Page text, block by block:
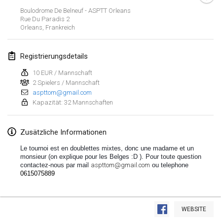
Liste anzeigen
Boulodrome De Belneuf - ASPTT Orleans
Rue Du Paradis 2
Orleans Frankreich
Registrierungsdetails
10 EUR / Mannschaft
2 Spielers / Mannschaft
aspttom@gmail.com
Kapazität: 32 Mannschaften
Zusätzliche Informationen
Le tournoi est en doublettes mixtes, donc une madame et un
monsieur (on explique pour les Belges :D ). Pour toute question
contactez-nous par mail aspttom@gmail.com ou telephone
0615075889
WEBSITE
Tournoi d'Hiver
Tournoi de Mölkky - Lesfous Dubâtonvaigeois
25. Jan. 2020|Frankreich
Februar 2020
1. Feb. 2020|Belgien
Möl'Krêpes
1. Feb. 2020|Frankreich